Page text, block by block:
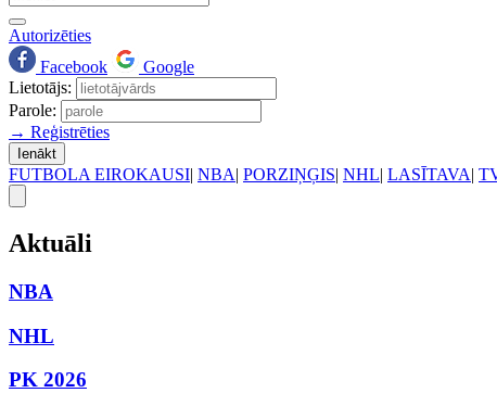
Autorizēties
Facebook
Google
Lietotājs:
Parole:
→ Reģistrēties
Ienākt
FUTBOLA EIROKAUSI| NBA| PORZIŅĢIS| NHL| LASĪTAVA|
Aktuāli
NBA
NHL
PK 2026